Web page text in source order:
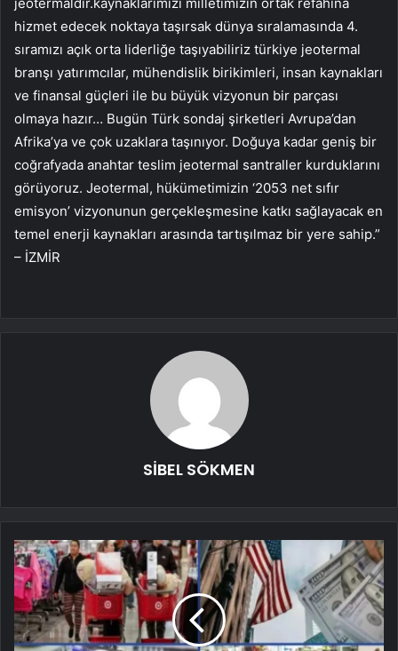
hizmet edecek noktaya taşırsak dünya sıralamasında 4.
sıramızı açık orta liderliğe taşıyabiliriz türkiye jeotermal
branşı yatırımcılar, mühendislik birikimleri, insan kaynakları
ve finansal güçleri ile bu büyük vizyonun bir parçası
olmaya hazır… Bugün Türk sondaj şirketleri Avrupa’dan
Afrika’ya ve çok uzaklara taşınıyor. Doğuya kadar geniş bir
coğrafyada anahtar teslim jeotermal santraller kurduklarını
görüyoruz. Jeotermal, hükümetimizin ‘2053 net sıfır
emisyon’ vizyonunun gerçekleşmesine katkı sağlayacak en
temel enerji kaynakları arasında tartışılmaz bir yere sahip.”
– İZMİR
SİBEL SÖKMEN